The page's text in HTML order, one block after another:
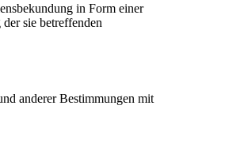
in Form einer
sie betreffenden
anderer Bestimmungen mit